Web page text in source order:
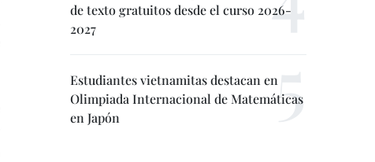
de texto gratuitos desde el curso 2026-
2027
Estudiantes vietnamitas destacan en
Olimpiada Internacional de Matemáticas
en Japón